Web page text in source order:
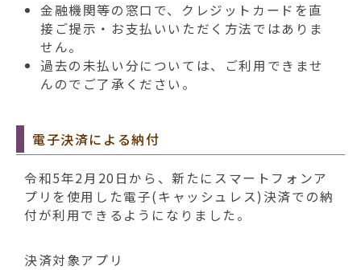
金融機関等の窓口で、クレジットカードを直
接ご提示・お支払いいただく方法ではありま
せん。
過去の未払い分については、ご利用できませ
んのでご了承ください。
電子決済による納付
令和5年2月20日から、新たにスマートフォンア
プリを使用した電子(キャッシュレス)決済での納
付が利用できるようになりました。
決済対象アプリ